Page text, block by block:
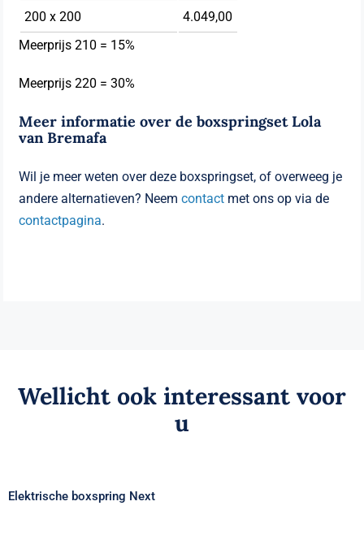
200 x 200
4.049,00
Meerprijs 210 = 15%
Meerprijs 220 = 30%
Meer informatie over de boxspringset Lola
van Bremafa
Wil je meer weten over deze boxspringset, of overweeg je
andere alternatieven? Neemcontact met ons op via de
contactpagina.
Wellicht ook interessant voor
u
Elektrische boxspring Next